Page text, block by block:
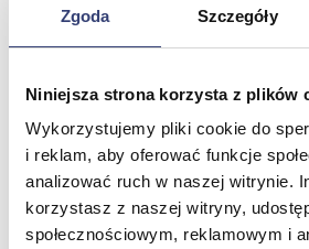
Zgoda Szczegóły
Niniejsza strona korzysta z plików
Wykorzystujemy pliki cookie do
i reklam, aby oferować funkcje
analizować ruch w naszej witrynie.
korzystasz z naszej witryny,
społecznościowym, reklamowym i
Okulistyka
Oświetlenie diagnostyczne
Sprzęt medyczny
Laryngologia
Ratownictwo medyczne
Zobacz wszystko